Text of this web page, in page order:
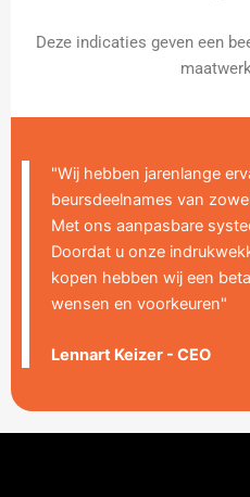
Deze indicaties geven een
"Wij hebben jarenlange
beursdeelnames van
Met ons aanpasbare
Doordat u onze
kopen hebben wij een
wensen en voorkeuren"
Lennart Keizer - CEO